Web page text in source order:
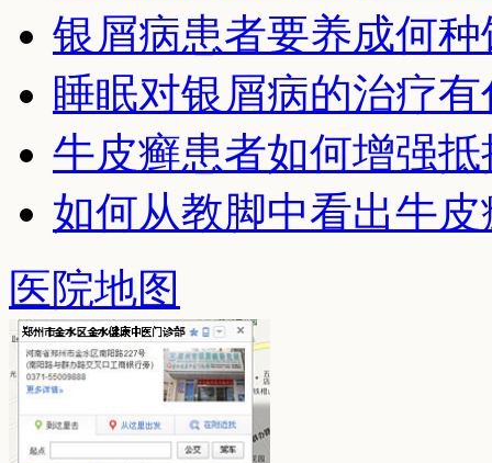
银屑病患者要养成何
睡眠对银屑病的治疗
牛皮癣患者如何增强抵
如何从教脚中看出牛皮
医院地图